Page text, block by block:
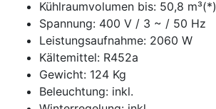
Kühlraumvolumen bis: 50,8 m³(*)
Spannung: 400 V / 3 ~ / 50 Hz
Leistungsaufnahme: 2060 W
Kältemittel: R452a
Gewicht: 124 Kg
Beleuchtung: inkl.